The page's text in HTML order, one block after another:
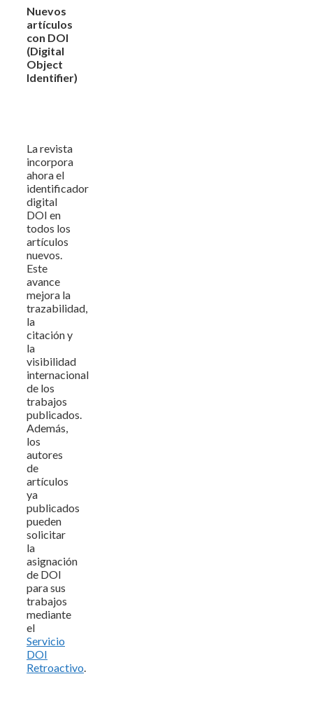
Nuevos
artículos
con DOI
(Digital
Object
Identifier)
La revista
incorpora
ahora el
identificador
digital
DOI en
todos los
artículos
nuevos.
Este
avance
mejora la
trazabilidad,
la
citación y
la
visibilidad
internacional
de los
trabajos
publicados.
Además,
los
autores
de
artículos
ya
publicados
pueden
solicitar
la
asignación
de DOI
para sus
trabajos
mediante
el
Servicio
DOI
Retroactivo.